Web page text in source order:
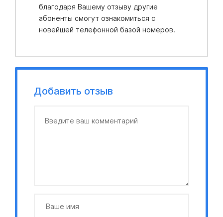
благодаря Вашему отзыву другие
абоненты смогут ознакомиться с
новейшей телефонной базой номеров.
Добавить отзыв